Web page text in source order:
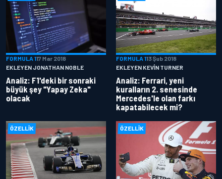
FORMULA 117 Mar 2018
EKLEYEN JONATHAN NOBLE
Analiz: F1'deki bir sonraki
büyük şey "Yapay Zeka"
olacak
FORMULA 113 Şub 2018
EKLEYEN KEVIN TURNER
Analiz: Ferrari, yeni
kuralların 2. senesinde
Mercedes'le olan farkı
kapatabilecek mi?
ÖZELLIK ÖZELLIK